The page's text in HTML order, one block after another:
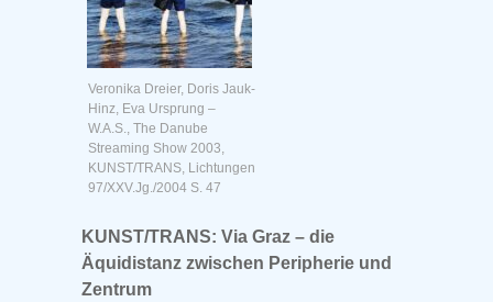
Veronika Dreier, Doris Jauk-
Hinz, Eva Ursprung –
W.A.S., The Danube
Streaming Show 2003,
KUNST/TRANS, Lichtungen
97/XXV.Jg./2004 S. 47
KUNST/TRANS: Via Graz – die
Äquidistanz zwischen Peripherie und
Zentrum